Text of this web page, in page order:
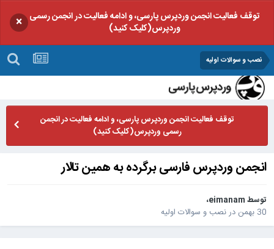
توقف فعالیت انجمن وردپرس پارسی، و ادامه فعالیت در انجمن رسمی
وردپرس(کلیک کنید)
×
نصب و سوالات اولیه
توقف فعالیت انجمن وردپرس پارسی، و ادامه فعالیت در انجمن
رسمی وردپرس(کلیک کنید)
انجمن وردپرس فارسی برگرده به همین تالار
توسطeimanam،
30 بهمن
درنصب و سوالات اولیه